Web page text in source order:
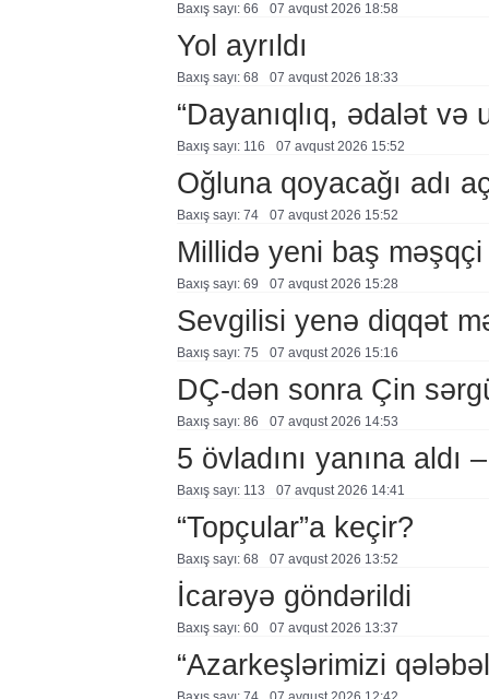
Baxış sayı: 66 07 avqust 2026 18:58
Yol ayrıldı
Baxış sayı: 68 07 avqust 2026 18:33
“Dayanıqlıq, ədalət
Baxış sayı: 116 07 avqust 2026 15:52
Oğluna qoyacağı adı
Baxış sayı: 74 07 avqust 2026 15:52
Millidə yeni baş məşqçi
Baxış sayı: 69 07 avqust 2026 15:28
Sevgilisi yenə diqqət
Baxış sayı: 75 07 avqust 2026 15:16
DÇ-dən sonra Çin
Baxış sayı: 86 07 avqust 2026 14:53
5 övladını yanına aldı
Baxış sayı: 113 07 avqust 2026 14:41
“Topçular”a keçir?
Baxış sayı: 68 07 avqust 2026 13:52
İcarəyə göndərildi
Baxış sayı: 60 07 avqust 2026 13:37
“Azarkeşlərimizi